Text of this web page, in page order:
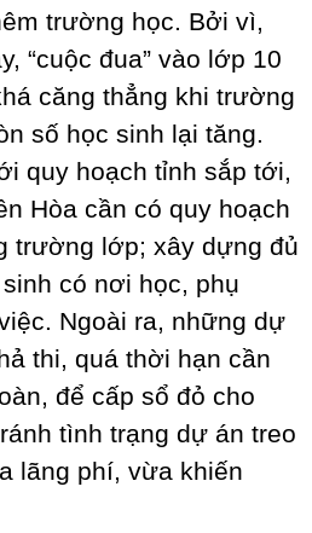
trường học. Bởi vì,
“cuộc đua” vào lớp 10
căng thẳng khi trường
số học sinh lại tăng.
quy hoạch tỉnh sắp tới,
Hòa cần có quy hoạch
trường lớp; xây dựng đủ
có nơi học, phụ
Ngoài ra, những dự
thi, quá thời hạn cần
để cấp sổ đỏ cho
tình trạng dự án treo
lãng phí, vừa khiến